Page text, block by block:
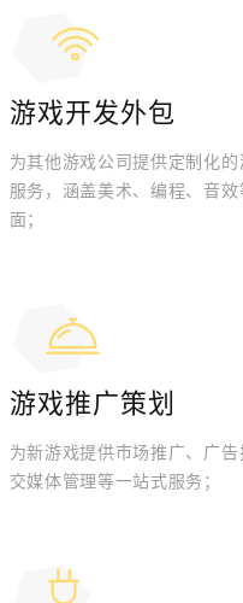
游戏开发外包
为其他游戏公司提供定制化
服务，涵盖美术、编程、音
面；
游戏推广策划
为新游戏提供市场推广、广
交媒体管理等一站式服务；